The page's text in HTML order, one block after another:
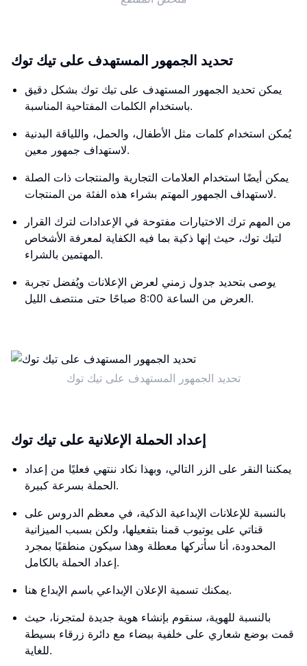
تحديد الجمهور المستهدف على تيك توك
يمكن تحديد الجمهور المستهدف على تيك توك بشكل دقيق
باستخدام الكلمات المفتاحية المناسبة.
يُمكن استخدام كلمات مثل الأطفال، والحمل، واللياقة البدنية
لاستهداف جمهور معين.
يمكن أيضًا استخدام العلامات التجارية والمنتجات ذات الصلة
لاستهداف الجمهور المهتم بشراء هذه الفئة من المنتجات.
من المهم ترك الاختيارات مفتوحة في الإعدادات لترك القرار
لتيك توك، حيث إنها ذكية بما فيه الكفاية لمعرفة الأشخاص
المهتمين بالشراء.
يوصى بتحديد جدول زمني لعرض الإعلانات ويُفضل تجربة
العرض من الساعة 8:00 صباحًا حتى منتصف الليل.
تحديد الجمهور المستهدف على تيك توك
إعداد الحملة الإعلانية على تيك توك
يمكننا النقر على الزر التالي، وبهذا نكاد ننتهي فعليًا من إعداد
الحملة بسرعة كبيرة.
بالنسبة للإعلانات الإبداعية الذكية، في معظم الدروس على
قناتي على يوتيوب قمنا بتفعيلها، ولكن بسبب الميزانية
المحدودة، أنا سأتركها معطلة وهذا سيكون منطقيًا بمجرد
إعداد الحملة بالكامل.
يمكنك تسمية الإعلان الإبداعي باسم الإبداع هنا.
بالنسبة للهوية، سنقوم بإنشاء هوية جديدة لمتجرنا، حيث
قمت بوضع شعاري على خلفية بيضاء مع دائرة زرقاء بسيطة
للغاية.